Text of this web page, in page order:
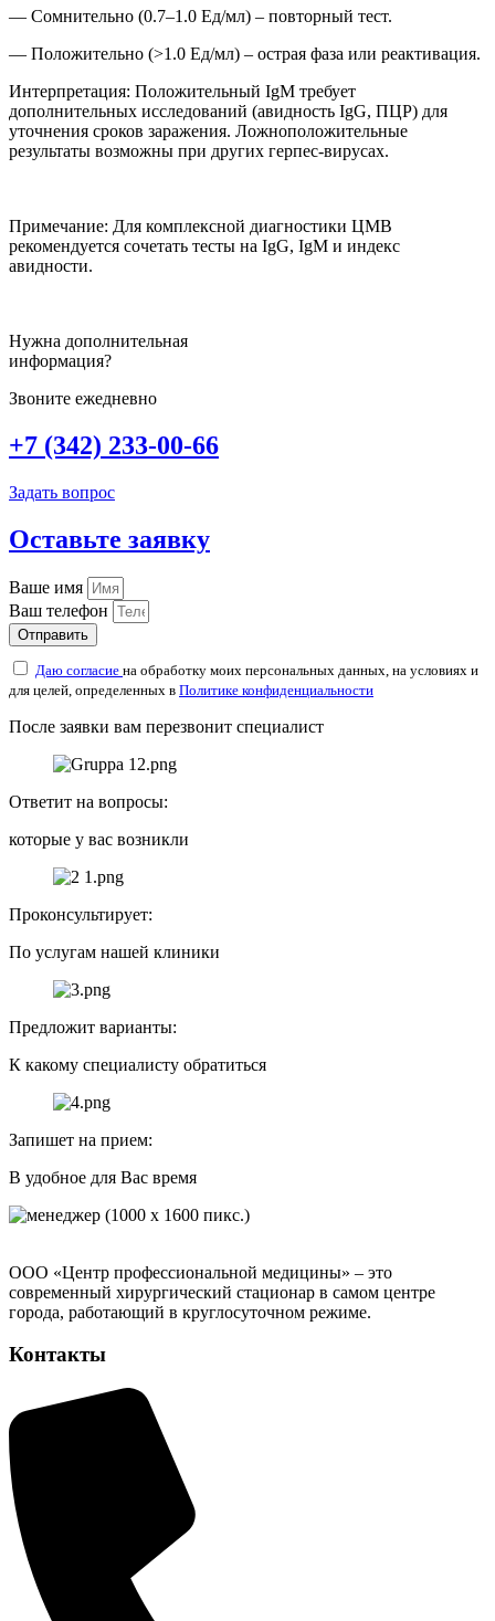
— Сомнительно (0.7–1.0 Ед/мл) – повторный тест.
— Положительно (>1.0 Ед/мл) – острая фаза или реактивация.
Интерпретация: Положительный IgМ требует
дополнительных исследований (авидность IgG, ПЦР) для
уточнения сроков заражения. Ложноположительные
результаты возможны при других герпес-вирусах.
Примечание: Для комплексной диагностики ЦМВ
рекомендуется сочетать тесты на IgG, IgМ и индекс
авидности.
Нужна дополнительная
информация?
Звоните ежедневно
+7 (342) 233-00-66
Задать вопрос
Оставьте заявку
Ваше имя
Ваш телефон
Даю согласие на обработку моих персональных данных, на условиях и
для целей, определенных в Политике конфиденциальности
Отправить
После заявки вам перезвонит специалист
Ответит на вопросы:
которые у вас возникли
Проконсультирует:
По услугам нашей клиники
Предложит варианты:
К какому специалисту обратиться
Запишет на прием:
В удобное для Вас время
ООО «Центр профессиональной медицины» – это
современный хирургический стационар в самом центре
города, работающий в круглосуточном режиме.
Контакты